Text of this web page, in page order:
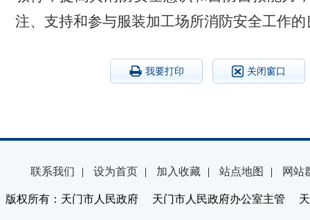
注、支持和参与服装加工场所消防安全工作
我要打印 关闭窗口
联系我们 | 设为首页 | 加入收藏 | 站点地图 | 网站
版权所有：天门市人民政府 天门市人民政府办公室主管 天